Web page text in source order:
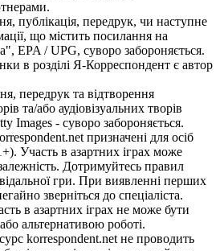
публікація, передрук, чи наступне
що містить посилання на
EPA / UPG, суворо забороняється.
в розділі Я-Корреспондент є автор
передрук та відтворення
та/або аудіовізуальних творів
Images - суворо забороняється.
призначені для осіб
Участь в азартних іграх може
Дотримуйтесь правил
гри. При виявленні перших
зверніться до спеціаліста.
в азартних іграх не може бути
альтернативою роботі.
korrespondent.net не проводить